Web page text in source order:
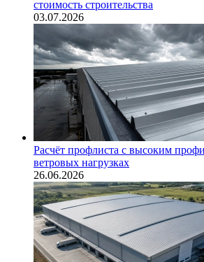
стоимость строительства
03.07.2026
Расчёт профлиста с высоким
ветровых нагрузках
26.06.2026